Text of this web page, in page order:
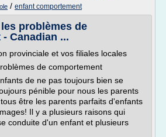
/ enfant comportement
problèmes de
Canadian ...
provinciale et vos filiales locales
de comportement
de ne pas toujours bien se
pénible pour nous les parents
être les parents parfaits d'enfants
Il y a plusieurs raisons qui
conduite d'un enfant et plusieurs